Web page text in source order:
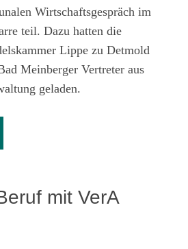
Wirtschaftsgespräch im
teil. Dazu hatten die
Lippe zu Detmold
Meinberger Vertreter aus
geladen.
mit VerA